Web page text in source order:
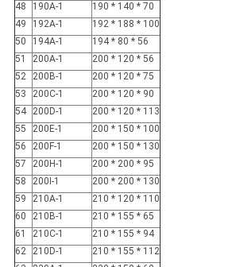
48
190A-1
190 * 140 * 70
49
192A-1
192 * 188 * 100
50
194A-1
194 * 80 * 56
51
200A-1
200 * 120 * 56
52
200B-1
200 * 120 * 75
53
200C-1
200 * 120 * 90
54
200D-1
200 * 120 * 113
55
200E-1
200 * 150 * 100
56
200F-1
200 * 150 * 130
57
200H-1
200 * 200 * 95
58
200I-1
200 * 200 * 130
59
210A-1
210 * 120 * 110
60
210B-1
210 * 155 * 65
61
210C-1
210 * 155 * 94
62
210D-1
210 * 155 * 112